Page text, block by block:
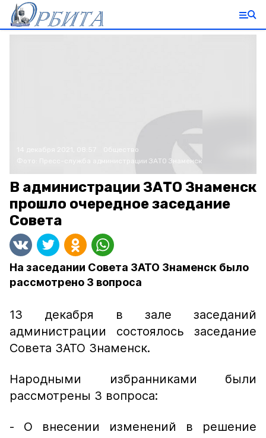
Общество
Пресс-служба администрации ЗАТО Знаменск
В администрации ЗАТО Знаменск
прошло очередное заседание
Совета
На заседании Совета ЗАТО Знаменск было
рассмотрено 3 вопроса
13 декабря в зале заседаний
администрации состоялось заседание
Совета ЗАТО Знаменск.
Народными избранниками были
рассмотрены 3 вопроса:
- О внесении изменений в решение